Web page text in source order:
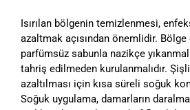
Isırılan bölgenin temizlenmesi,
azaltmak açısından önemlidir.
parfümsüz sabunla nazikçe
tahriş edilmeden kurulanmalıdır.
azaltılması için kısa süreli soğuk
Soğuk uygulama, damarların